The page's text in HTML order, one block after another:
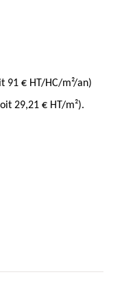
91 € HT/HC/m²/an)
29,21 € HT/m²).